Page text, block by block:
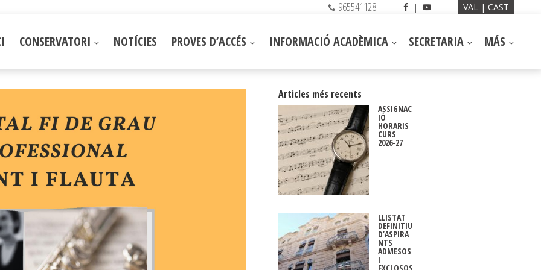
965541128 | VAL CAST
CONSERVATORI NOTÍCIES PROVES D’ACCÉS INFORMACIÓ ACADÈMICA SECRETARIA MÁS
Articles més recents
ASSIGNAC
IÓ
HORARIS
CURS
2026-27
LLISTAT
DEFINITIU
D’ASPIRA
NTS
ADMESOS
I